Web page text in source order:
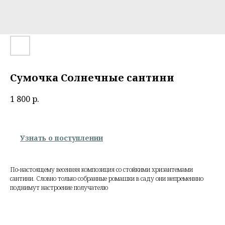
Сумочка Солнечные сантини
1 800р.
Узнать о поступлении
По-настоящему весенняя композиция со стойкими хризантемами
сантини. Словно только собранные ромашки в саду они непременнно
поднимут настроение получателю